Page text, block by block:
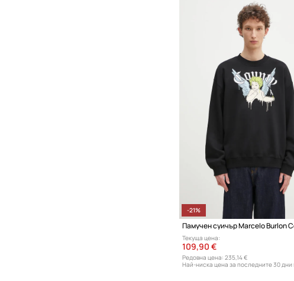
-21%
Текуща цена:
109,90 €
Редовна цена: 235,14 €
Най-ниска цена за последните 30 дни: